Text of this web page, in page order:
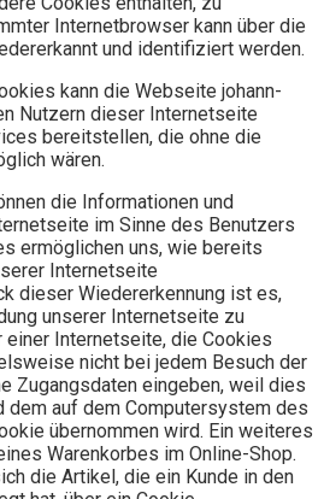
Internetbrowser kann über die
und identifiziert werden.
kann die Webseite johann-
Nutzern dieser Internetseite
bereitstellen, die ohne die
wären.
die Informationen und
im Sinne des Benutzers
ermöglichen uns, wie bereits
Internetseite
dieser Wiedererkennung ist es,
unserer Internetseite zu
einer Internetseite, die Cookies
nicht bei jedem Besuch der
Zugangsdaten eingeben, weil dies
dem auf dem Computersystem des
übernommen wird. Ein weiteres
Warenkorbes im Online-Shop.
die Artikel, die ein Kunde in den